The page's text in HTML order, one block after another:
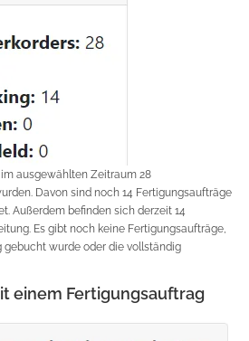
ausgewählten Zeitraum 28
Davon sind noch 14 Fertigungsaufträge
Außerdem befinden sich derzeit 14
Es gibt noch keine Fertigungsaufträge,
gebucht wurde oder die vollständig
einem Fertigungsauftrag